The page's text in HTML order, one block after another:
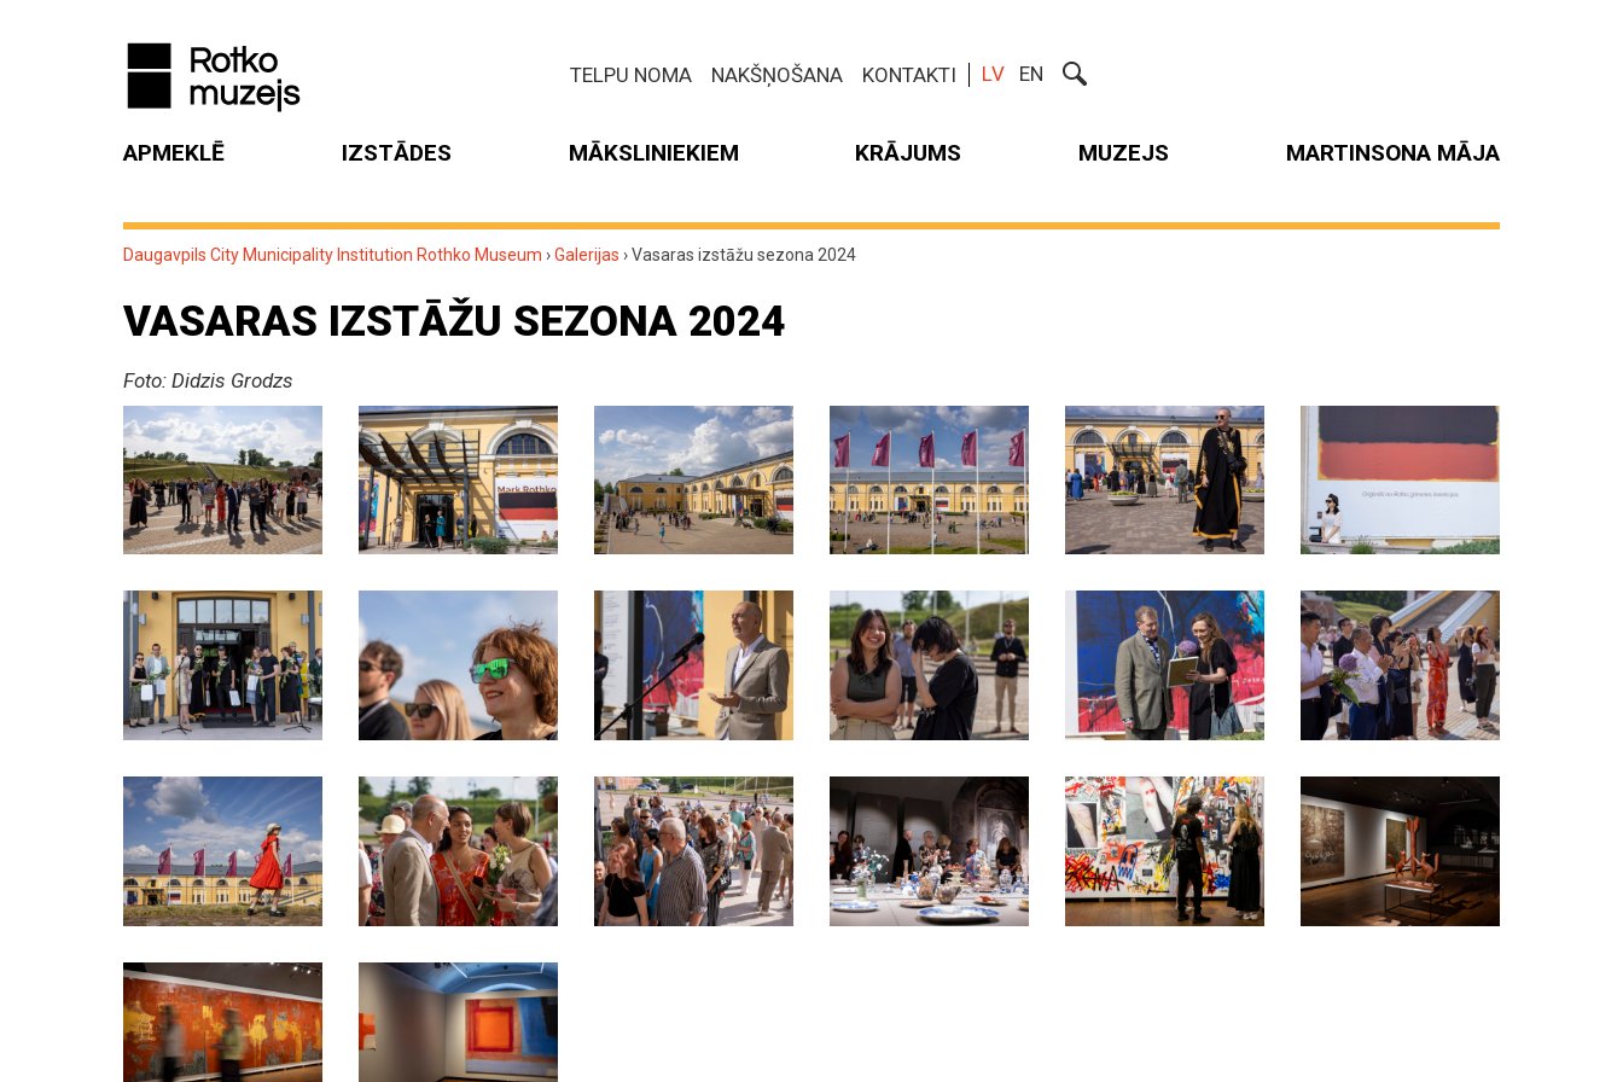
TELPU NOMA NAKŠŅOŠANA KONTAKTI LV EN
APMEKLĒ IZSTĀDES MĀKSLINIEKIEM KRĀJUMS MUZEJS MARTINSONA MĀJA
Daugavpils City Municipality Institution Rothko Museum ›Galerijas ›Vasaras izstāžu sezona 2024
VASARAS IZSTĀŽU SEZONA 2024
Foto: Didzis Grodzs